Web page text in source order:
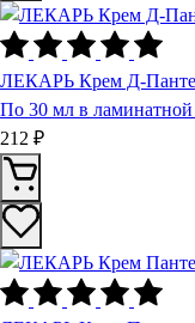
ЛЕКАРЬ Крем Д-
По 30 мл в ламинатной
212 ₽